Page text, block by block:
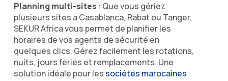
Planning multi-sites: Que vous gériez
plusieurs sites à Casablanca, Rabat ou Tanger,
SEKUR Africa vous permet de planifier les
horaires de vos agents de sécurité en
quelques clics. Gérez facilement les rotations,
nuits, jours fériés et remplacements. Une
solution idéale pour lessociétés marocaines